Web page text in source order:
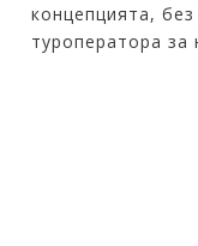
концепцията,
туроператора